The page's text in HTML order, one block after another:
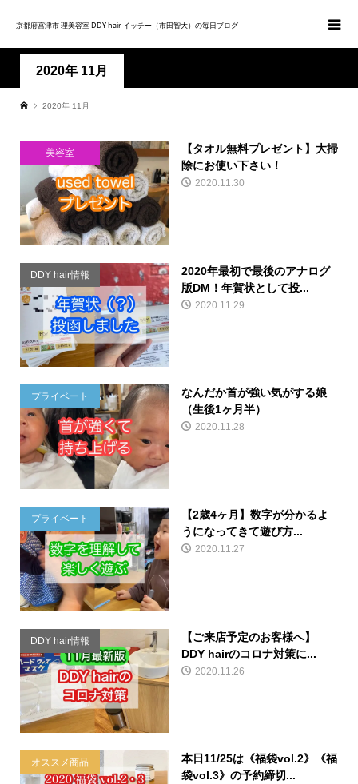
京都府宮津市 理美容室 DDY hair イッチー（市田智大）の毎日ブログ
2020年 11月
2020年 11月
美容室
【タオル無料プレゼント】大掃
除にお使い下さい！
2020.11.30
DDY hair情報
2020年最初で最後のアナログ
版DM！年賀状として投...
2020.11.29
プライベート
なんだか首が強い気がする娘
（生後1ヶ月半）
2020.11.28
プライベート
【2歳4ヶ月】数字が分かるよ
うになってきて遊び方...
2020.11.27
DDY hair情報
【ご来店予定のお客様へ】
DDY hairのコロナ対策に...
2020.11.26
オススメ商品
本日11/25は《福袋vol.2》《福
袋vol.3》の予約締切...